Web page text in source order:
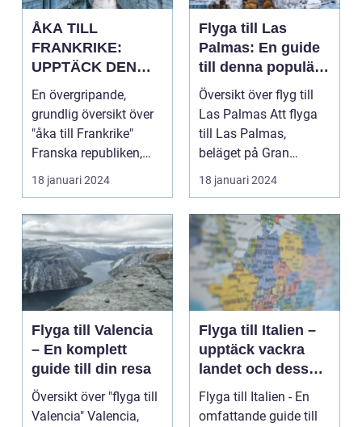
ÅKA TILL
FRANKRIKE:
UPPTÄCK DEN
MÅNGFALDIGA
SKÖNHETEN
En övergripande,
grundlig översikt över
"åka till Frankrike"
Franska republiken,
känt som Frankrike...
18 januari 2024
Flyga till Las
Palmas: En guide
till denna populära
destination
Översikt över flyg till
Las Palmas Att flyga
till Las Palmas,
beläget på Gran
Canaria i Spanien, er...
18 januari 2024
Flyga till Valencia
– En komplett
guide till din resa
Översikt över "flyga till
Valencia" Valencia,
Flyga till Italien –
upptäck vackra
landet och dess
mångfald
Flyga till Italien - En
omfattande guide till